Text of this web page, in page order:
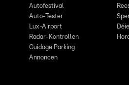
Autofestival
Auto-Tester
Lux-Airport
Radar-Kontrollen
Guidage Parking
Annoncen